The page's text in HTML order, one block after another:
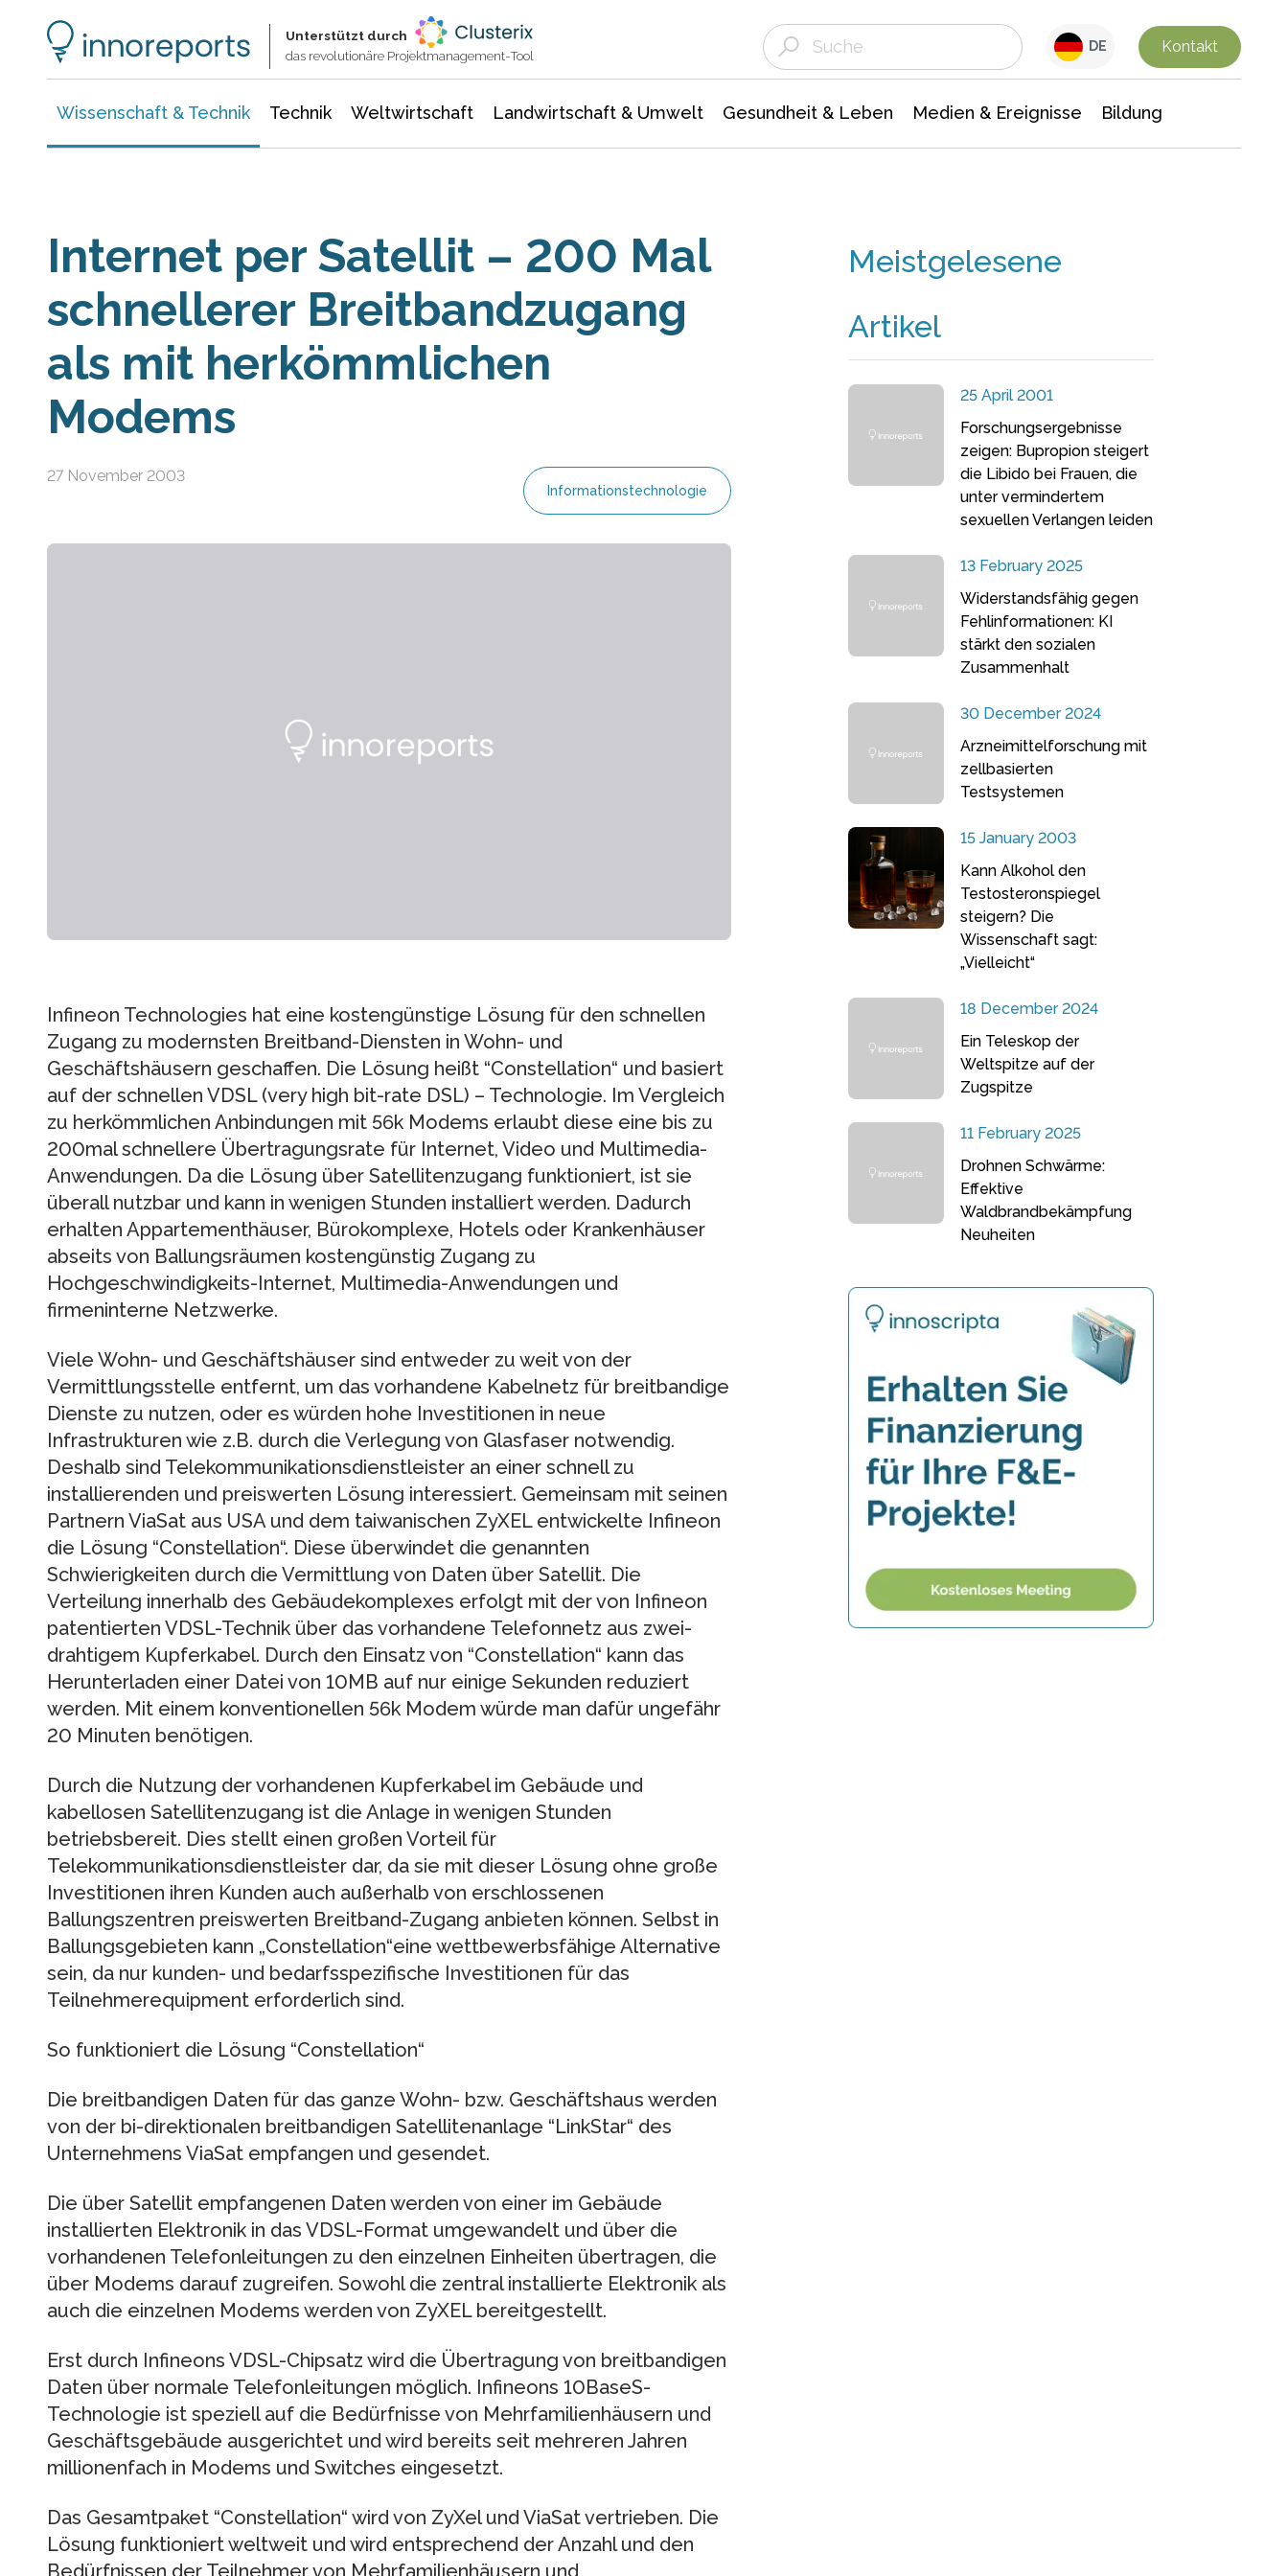
Unterstützt durch
das revolutionäre Projektmanagement-Tool
DE Kontakt
Wissenschaft & Technik Technik Weltwirtschaft Landwirtschaft & Umwelt Gesundheit & Leben Medien & Ereignisse Bildung
Internet per Satellit – 200 Mal
schnellerer Breitbandzugang
als mit herkömmlichen
Modems
27 November 2003
Informationstechnologie
Infineon Technologies hat eine kostengünstige Lösung für den schnellen
Zugang zu modernsten Breitband-Diensten in Wohn- und
Geschäftshäusern geschaffen. Die Lösung heißt “Constellation“ und basiert
auf der schnellen VDSL (very high bit-rate DSL) – Technologie. Im Vergleich
zu herkömmlichen Anbindungen mit 56k Modems erlaubt diese eine bis zu
200mal schnellere Übertragungsrate für Internet, Video und Multimedia-
Anwendungen. Da die Lösung über Satellitenzugang funktioniert, ist sie
überall nutzbar und kann in wenigen Stunden installiert werden. Dadurch
erhalten Appartementhäuser, Bürokomplexe, Hotels oder Krankenhäuser
abseits von Ballungsräumen kostengünstig Zugang zu
Hochgeschwindigkeits-Internet, Multimedia-Anwendungen und
firmeninterne Netzwerke.
Viele Wohn- und Geschäftshäuser sind entweder zu weit von der
Vermittlungsstelle entfernt, um das vorhandene Kabelnetz für breitbandige
Dienste zu nutzen, oder es würden hohe Investitionen in neue
Infrastrukturen wie z.B. durch die Verlegung von Glasfaser notwendig.
Deshalb sind Telekommunikationsdienstleister an einer schnell zu
installierenden und preiswerten Lösung interessiert. Gemeinsam mit seinen
Partnern ViaSat aus USA und dem taiwanischen ZyXEL entwickelte Infineon
die Lösung “Constellation“. Diese überwindet die genannten
Schwierigkeiten durch die Vermittlung von Daten über Satellit. Die
Verteilung innerhalb des Gebäudekomplexes erfolgt mit der von Infineon
patentierten VDSL-Technik über das vorhandene Telefonnetz aus zwei-
drahtigem Kupferkabel. Durch den Einsatz von “Constellation“ kann das
Herunterladen einer Datei von 10MB auf nur einige Sekunden reduziert
werden. Mit einem konventionellen 56k Modem würde man dafür ungefähr
20 Minuten benötigen.
Durch die Nutzung der vorhandenen Kupferkabel im Gebäude und
kabellosen Satellitenzugang ist die Anlage in wenigen Stunden
betriebsbereit. Dies stellt einen großen Vorteil für
Telekommunikationsdienstleister dar, da sie mit dieser Lösung ohne große
Investitionen ihren Kunden auch außerhalb von erschlossenen
Ballungszentren preiswerten Breitband-Zugang anbieten können. Selbst in
Ballungsgebieten kann „Constellation“eine wettbewerbsfähige Alternative
sein, da nur kunden- und bedarfsspezifische Investitionen für das
Teilnehmerequipment erforderlich sind.
So funktioniert die Lösung “Constellation“
Die breitbandigen Daten für das ganze Wohn- bzw. Geschäftshaus werden
von der bi-direktionalen breitbandigen Satellitenanlage “LinkStar“ des
Unternehmens ViaSat empfangen und gesendet.
Die über Satellit empfangenen Daten werden von einer im Gebäude
installierten Elektronik in das VDSL-Format umgewandelt und über die
vorhandenen Telefonleitungen zu den einzelnen Einheiten übertragen, die
über Modems darauf zugreifen. Sowohl die zentral installierte Elektronik als
auch die einzelnen Modems werden von ZyXEL bereitgestellt.
Erst durch Infineons VDSL-Chipsatz wird die Übertragung von breitbandigen
Daten über normale Telefonleitungen möglich. Infineons 10BaseS-
Technologie ist speziell auf die Bedürfnisse von Mehrfamilienhäusern und
Geschäftsgebäude ausgerichtet und wird bereits seit mehreren Jahren
millionenfach in Modems und Switches eingesetzt.
Das Gesamtpaket “Constellation“ wird von ZyXel und ViaSat vertrieben. Die
Lösung funktioniert weltweit und wird entsprechend der Anzahl und den
Meistgelesene
Artikel
25 April 2001
Forschungsergebnisse
zeigen: Bupropion steigert
die Libido bei Frauen, die
unter vermindertem
sexuellen Verlangen leiden
13 February 2025
Widerstandsfähig gegen
Fehlinformationen: KI
stärkt den sozialen
Zusammenhalt
30 December 2024
Arzneimittelforschung mit
zellbasierten
Testsystemen
15 January 2003
Kann Alkohol den
Testosteronspiegel
steigern? Die
Wissenschaft sagt:
„Vielleicht“
18 December 2024
Ein Teleskop der
Weltspitze auf der
Zugspitze
11 February 2025
Drohnen Schwärme:
Effektive
Waldbrandbekämpfung
Neuheiten